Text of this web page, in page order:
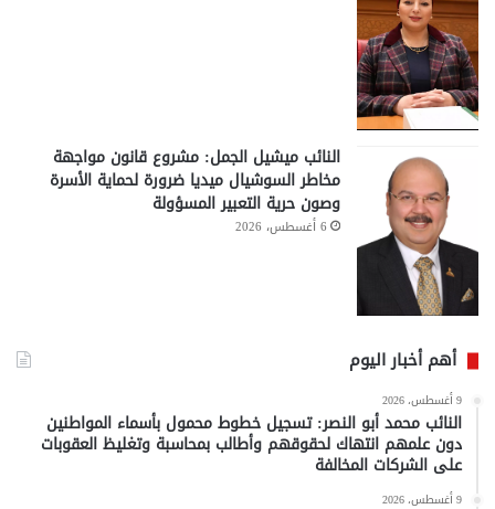
النائب ميشيل الجمل: مشروع قانون مواجهة
مخاطر السوشيال ميديا ضرورة لحماية الأسرة
وصون حرية التعبير المسؤولة
6 أغسطس، 2026
أهم أخبار اليوم
9 أغسطس، 2026
النائب محمد أبو النصر: تسجيل خطوط محمول بأسماء المواطنين
دون علمهم انتهاك لحقوقهم وأطالب بمحاسبة وتغليظ العقوبات
على الشركات المخالفة
9 أغسطس، 2026